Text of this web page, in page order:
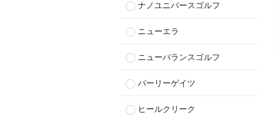
ナノユニバースゴルフ
ニューエラ
ニューバランスゴルフ
パーリーゲイツ
ヒールクリーク